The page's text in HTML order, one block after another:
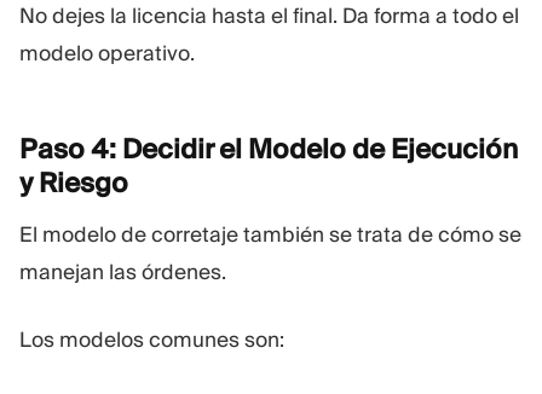
No dejes la licencia hasta el final. Da forma a todo el
modelo operativo.
Paso 4: Decidir el Modelo de Ejecución
yRiesgo
El modelo de corretaje también se trata de cómo se
manejan las órdenes.
Los modelos comunes son: